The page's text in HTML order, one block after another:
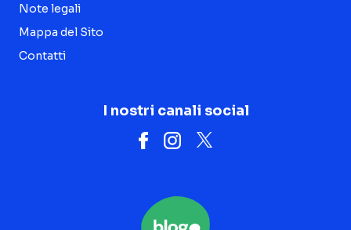
Note legali
Mappa del Sito
Contatti
I nostri canali social